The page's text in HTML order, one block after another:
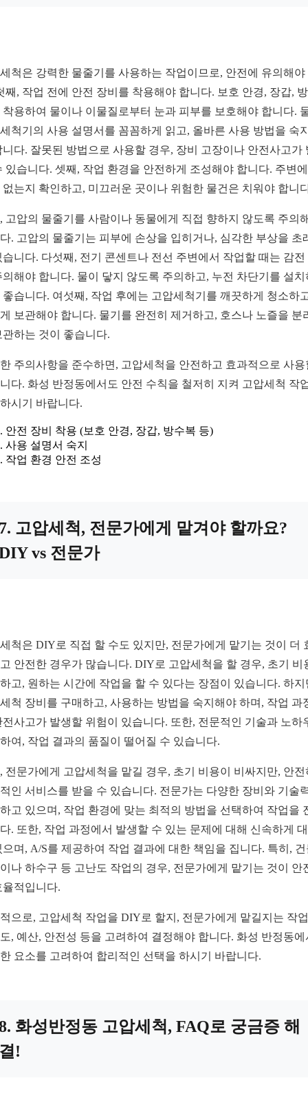
척은 강력한 물줄기를 사용하는 작업이므로, 안전에 유의해야
째, 작업 전에 안전 장비를 착용해야 합니다. 보호 안경, 장갑,
착용하여 물이나 이물질로부터 눈과 피부를 보호해야 합니다.
척기의 사용 설명서를 꼼꼼하게 읽고, 올바른 사용 방법을 숙
니다. 잘못된 방법으로 사용할 경우, 장비 고장이나 안전사고가
있습니다. 셋째, 작업 환경을 안전하게 조성해야 합니다. 주변
없는지 확인하고, 미끄러운 곳이나 위험한 물건은 치워야 합니
고압의 물줄기를 사람이나 동물에게 직접 향하지 않도록 주의
. 고압의 물줄기는 피부에 손상을 입히거나, 심각한 부상을 초
습니다. 다섯째, 전기 콘센트나 전선 주변에서 작업할 때는 감전
의해야 합니다. 물이 닿지 않도록 주의하고, 누전 차단기를 설치
좋습니다. 여섯째, 작업 후에는 고압세척기를 깨끗하게 청소하
보관해야 합니다. 물기를 완전히 제거하고, 호스나 노즐을 분
관하는 것이 좋습니다.
주의사항을 준수하면, 고압세척을 안전하고 효과적으로 사용
다. 화성 반정동에서도 안전 수칙을 철저히 지켜 고압세척 작
시기 바랍니다.
안전 장비 착용 (보호 안경, 장갑, 방수복 등)
사용 설명서 숙지
작업 환경 안전 조성
고압세척, 전문가에게 맡겨야 할까요?
vs 전문가
척은 DIY로 직접 할 수도 있지만, 전문가에게 맡기는 것이 더
안전한 경우가 많습니다. DIY로 고압세척을 할 경우, 초기 비
고, 원하는 시간에 작업을 할 수 있다는 장점이 있습니다. 하지
척 장비를 구매하고, 사용하는 방법을 숙지해야 하며, 작업 과
전사고가 발생할 위험이 있습니다. 또한, 전문적인 기술과 노하
여, 작업 결과의 품질이 떨어질 수 있습니다.
전문가에게 고압세척을 맡길 경우, 초기 비용이 비싸지만, 안전
인 서비스를 받을 수 있습니다. 전문가는 다양한 장비와 기술
고 있으며, 작업 환경에 맞는 최적의 방법을 선택하여 작업을
. 또한, 작업 과정에서 발생할 수 있는 문제에 대해 신속하게
으며, A/S를 제공하여 작업 결과에 대한 책임을 집니다. 특히,
나 하수구 등 고난도 작업의 경우, 전문가에게 맡기는 것이 안
율적입니다.
으로, 고압세척 작업을 DIY로 할지, 전문가에게 맡길지는 작
, 예산, 안전성 등을 고려하여 결정해야 합니다. 화성 반정동에
요소를 고려하여 합리적인 선택을 하시기 바랍니다.
화성반정동 고압세척, FAQ로 궁금증 해
!